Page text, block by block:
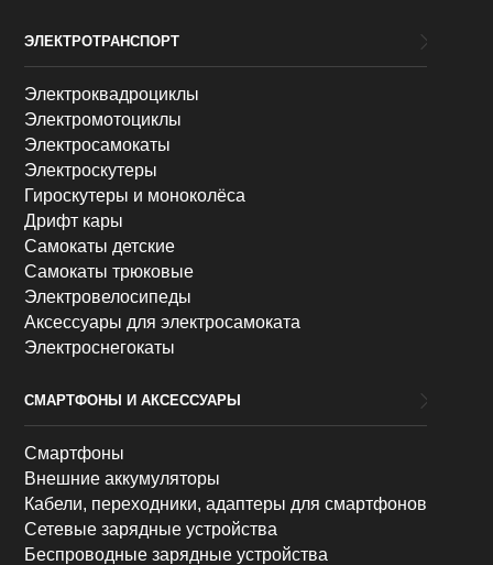
ЭЛЕКТРОТРАНСПОРТ
Электроквадроциклы
Электромотоциклы
Электросамокаты
Электроскутеры
Гироскутеры и моноколёса
Дрифт кары
Самокаты детские
Самокаты трюковые
Электровелосипеды
Аксессуары для электросамоката
Электроснегокаты
СМАРТФОНЫ И АКСЕССУАРЫ
Смартфоны
Внешние аккумуляторы
Кабели, переходники, адаптеры для смартфонов
Сетевые зарядные устройства
Беспроводные зарядные устройства